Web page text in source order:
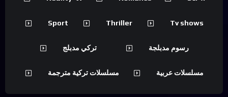
Sport Thriller Tv shows
تركي مدبلج رسوم مدبلجة
مسلسلات تركية مترجمة مسلسلات عربية